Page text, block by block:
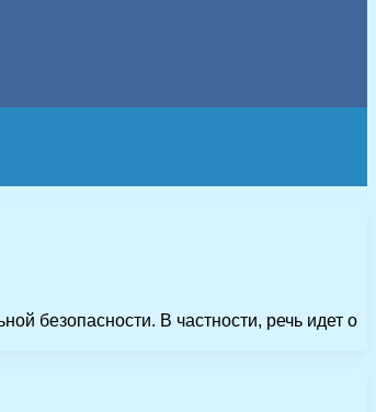
безопасности. В частности, речь идет о